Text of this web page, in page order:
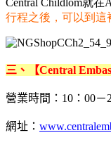
行程之後，可以到這
三、【Central
營業時間：10：00－
網址：